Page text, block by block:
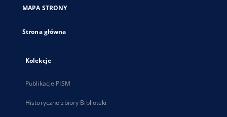
karcie
MAPA STRONY
Strona główna
Kolekcje
Publikacje PISM
Historyczne zbiory Biblioteki